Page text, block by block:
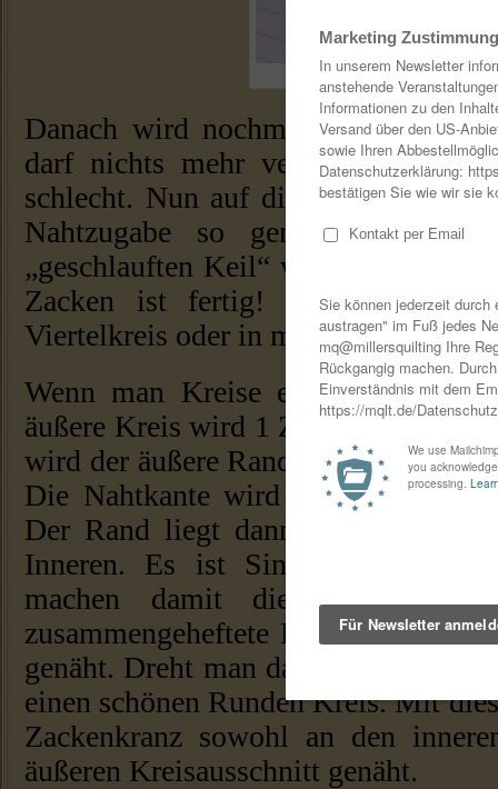
Gefalteter Zacken auf
Danach wird nochmal ein
darf nichts mehr verrutschen- ein
schlecht. Nun auf die
Nahtzugabe so genau wie
„geschlauften Keil“ von oben
Zacken ist fertig! So bekommt
Viertelkreis oder in meinem Fall
Wenn man Kreise einnäht gibt es
äußere Kreis wird 1 Zoll kleiner
wird der äußere Rand links herum
Die Nahtkante wird dann mit
Der Rand liegt dann gestülpt und
Inneren. Es ist Sinnvoll
machen damit die Aufteilung
zusammengeheftete Rand wird
genäht. Dreht man das Ganze um
einen schönen Runden Kreis. Mit
Zackenkranz sowohl an den
äußeren Kreisausschnitt genäht.